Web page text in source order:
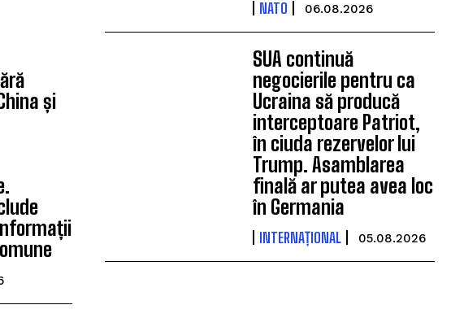
NATO 06.08.2026
și
SUA continuă
negocierile pentru ca
Ucraina să producă
interceptoare Patriot,
în ciuda rezervelor lui
Trump. Asamblarea
finală ar putea avea loc
în Germania
INTERNAȚIONAL 05.08.2026